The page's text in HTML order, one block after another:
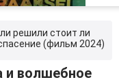
решили стоит ли
(фильм 2024)
волшебное